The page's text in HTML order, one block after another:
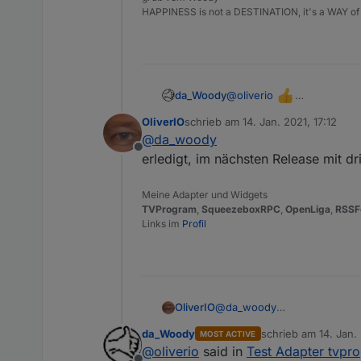
aber links, die 3
HAPPINESS is not a DESTINATION, it's a WAY of
da_Woody@oliverio
wenn einstellbar. bei CSS
Offline
OliverIOschrieb am 14. Jan. 2021, 17:12
zuletzt editiert von
@da_woody
erledigt, im nächsten Release mit
Meine Adapter und Widgets
TVProgram, SqueezeboxRPC, OpenLiga,
Links im Profil
OliverIO@da_woody
da_Woody MOST ACTIVE schrieb am 14. Jan.
zuletzt editiert von
@oliverio said in Test Adapter